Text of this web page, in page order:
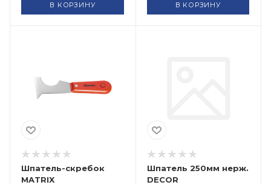
В КОРЗИНУ В КОРЗИНУ
Шпатель-скребок
MATRIX
Шпатель 250мм нерж.
DECOR